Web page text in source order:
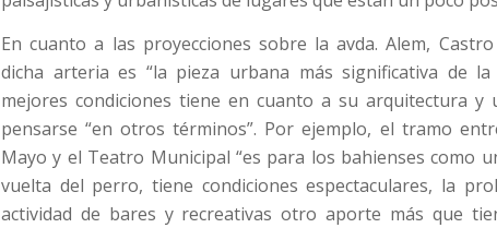
En cuanto a las proyecciones sobre la avda. Alem,
dicha arteria es “la pieza urbana más significativa de la
mejores condiciones tiene en cuanto a su arquitectura y
pensarse “en otros términos”. Por ejemplo, el tramo
Mayo y el Teatro Municipal “es para los bahienses como
vuelta del perro, tiene condiciones espectaculares, la
actividad de bares y recreativas otro aporte más que